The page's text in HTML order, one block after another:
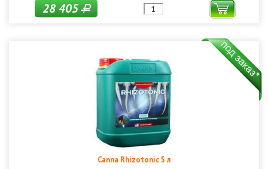
28 405Р
Canna Rhizotonic 5 л